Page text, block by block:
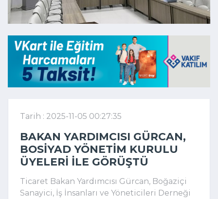
Tarih : 2025-11-05 00:27:35
BAKAN YARDIMCISI GÜRCAN,
BOSİYAD YÖNETIM KURULU
ÜYELERI ILE GÖRÜŞTÜ
Ticaret Bakan Yardımcısı Gürcan, Boğaziçi
Sanayici, İş İnsanları ve Yöneticileri Derneği